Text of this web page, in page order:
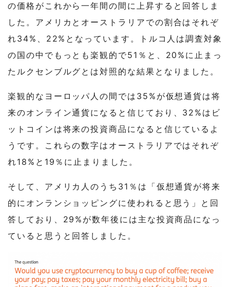
の価格がこれから一年間の間に上昇すると回答しま
した。アメリカとオーストラリアでの割合はそれぞ
れ34%、22%となっています。トルコ人は調査対象
の国の中でもっとも楽観的で51％と、20%に止まっ
たルクセンブルグとは対照的な結果となりました。
楽観的なヨーロッパ人の間では35%が仮想通貨は将
来のオンライン通貨になると信じており、32%はビ
ットコインは将来の投資商品になると信じているよ
うです。これらの数字はオーストラリアではそれぞ
れ18%と19％に止まりました。
そして、アメリカ人のうち31％は「仮想通貨が将来
的にオンランショッピングに使われると思う」と回
答しており、29%が数年後には主な投資商品になっ
ていると思うと回答しました。